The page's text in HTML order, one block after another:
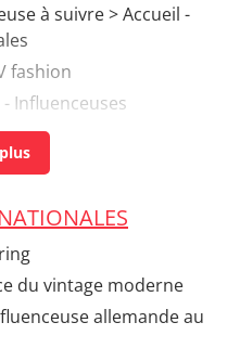
à suivre> Accueil -
fashion
- Influenceuses
artiste au 1m sur
du vintage moderne
allemande au